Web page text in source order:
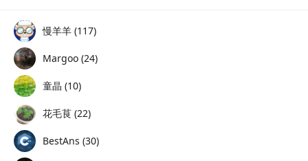
慢羊羊 (117)
Margoo (24)
童晶 (10)
花毛茛 (22)
BestAns (30)